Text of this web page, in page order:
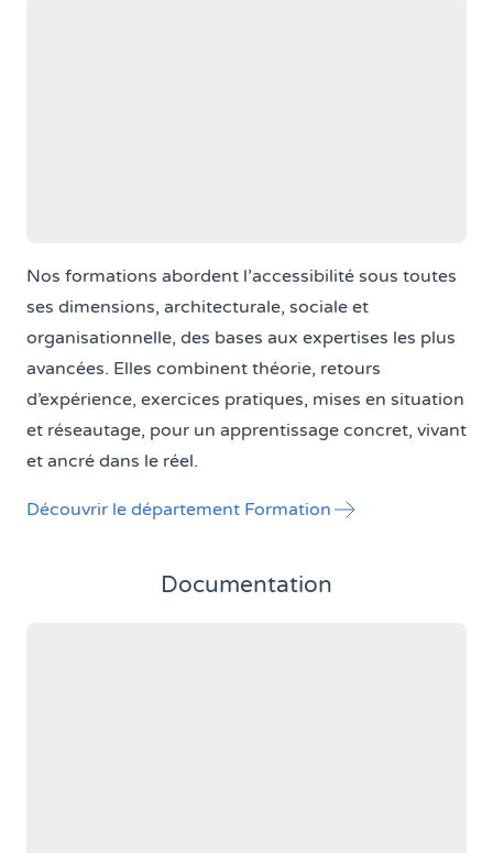
Nos formations abordent l’accessibilité sous toutes
ses dimensions, architecturale, sociale et
organisationnelle, des bases aux expertises les plus
avancées. Elles combinent théorie, retours
d’expérience, exercices pratiques, mises en situation
et réseautage, pour un apprentissage concret, vivant
et ancré dans le réel.
Découvrir le département Formation
Documentation